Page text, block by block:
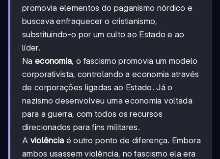
promovia elementos do paganismo nórdico e
buscava enfraquecer o cristianismo,
substituindo-o por um culto ao Estado e ao
líder.
Na economia, o fascismo promovia um modelo
corporativista, controlando a economia através
de corporações ligadas ao Estado. Já o
nazismo desenvolveu uma economia voltada
para a guerra, com todos os recursos
direcionados para fins militares.
A violência é outro ponto de diferença. Embora
ambos usassem violência, no fascismo ela era